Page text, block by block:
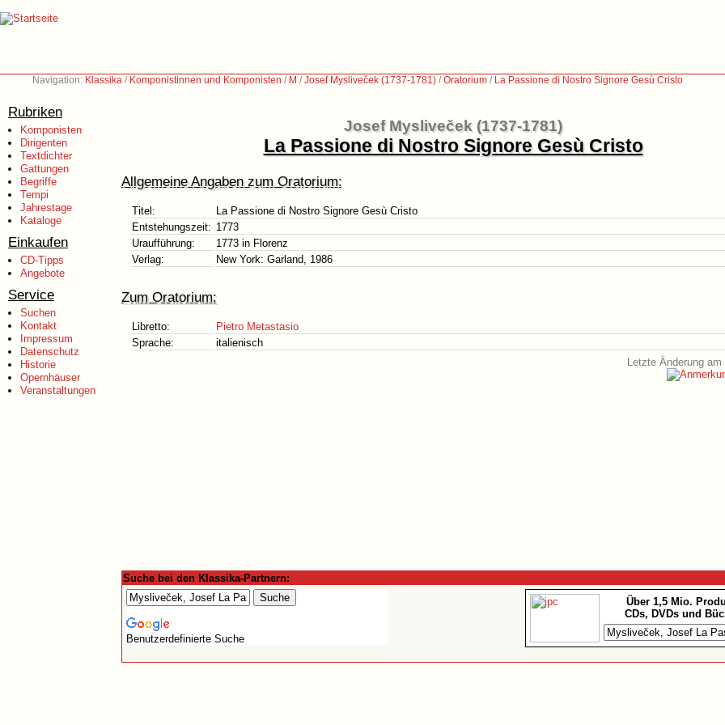
Navigation: Klassika / Komponistinnen und Komponisten / M /Josef Mysliveček (1737-1781) /Oratorium / La Passione di Nostro Signore Gesù Cristo
Rubriken
Komponisten
Dirigenten
Textdichter
Gattungen
Begriffe
Tempi
Jahrestage
Kataloge
Einkaufen
CD-Tipps
Angebote
Service
Suchen
Kontakt
Impressum
Datenschutz
Historie
Opernhäuser
Veranstaltungen
Josef Mysliveček (1737-1781)
La Passione di Nostro Signore Gesù Cristo
Allgemeine Angaben zum Oratorium:
Titel:
La Passione di Nostro Signore Gesù Cristo
Entstehungszeit: 1773
Uraufführung:
1773 in Florenz
Verlag:
New York: Garland, 1986
Zum Oratorium:
Libretto:
Pietro Metastasio
Sprache:
italienisch
Letzte Änderung
Suche bei den Klassika-Partnern:
Benutzerdefinierte Suche
Über 1,5 Mio.
CDs, DVDs und